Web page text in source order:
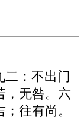
：不出门
，无咎。六
往有尚。